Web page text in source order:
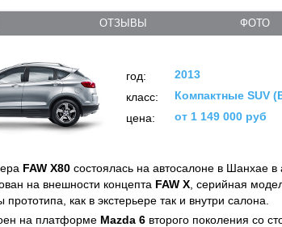
ОТЗЫВЫ ФОТО
год:
2013
класс:
Компактные SUV
цена:
от 1 149 000 руб
FAW X80 состоялась на автосалоне в Шанхае
на внешности концепта FAW X , серийная
прототипа, как в экстерьере так и внутри салона.
на платформе Mazda 6 второго поколения со